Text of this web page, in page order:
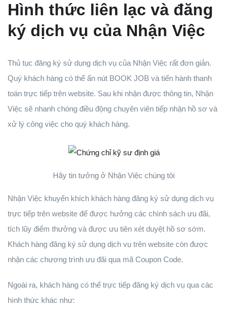
Hình thức liên lạc và đăng
ký dịch vụ của Nhận Việc
Thủ tục đăng ký sử dụng dịch vụ của Nhận Việc rất đơn giản.
Quý khách hàng có thể ấn nút BOOK JOB và tiến hành thanh
toán trực tiếp trên website. Sau khi nhận được thông tin, Nhận
Việc sẽ nhanh chóng điều động chuyên viên tiếp nhận hồ sơ và
xử lý công việc cho quý khách hàng.
Hãy tin tưởng ở Nhận Việc chúng tôi
Nhận Việc khuyến khích khách hàng đăng ký sử dụng dịch vụ
trực tiếp trên website để được hưởng các chính sách ưu đãi,
tích lũy điểm thưởng và được ưu tiên xét duyệt hồ sơ sớm.
Khách hàng đăng ký sử dụng dịch vụ trên website còn được
nhận các chương trình ưu đãi qua mã Coupon Code.
Ngoài ra, khách hàng có thể trực tiếp đăng ký dịch vụ qua các
hình thức khác như: